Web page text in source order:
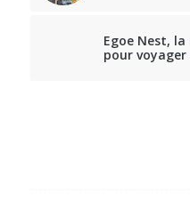
Egoe Nest,
pour